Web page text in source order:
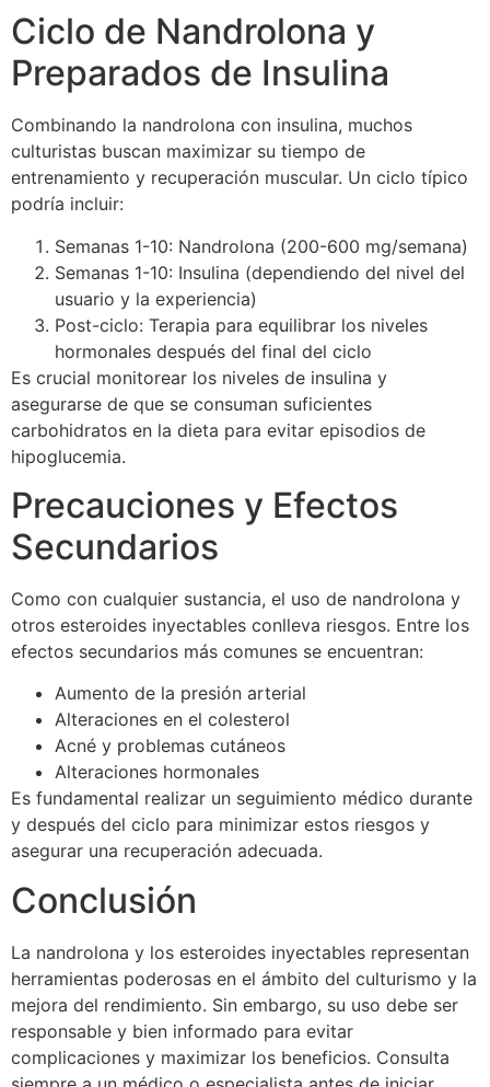
Ciclo de Nandrolona y
Preparados de Insulina
Combinando la nandrolona con insulina, muchos
culturistas buscan maximizar su tiempo de
entrenamiento y recuperación muscular. Un ciclo típico
podría incluir:
Semanas 1-10: Nandrolona (200-600 mg/semana)
Semanas 1-10: Insulina (dependiendo del nivel del
usuario y la experiencia)
Post-ciclo: Terapia para equilibrar los niveles
hormonales después del final del ciclo
Es crucial monitorear los niveles de insulina y
asegurarse de que se consuman suficientes
carbohidratos en la dieta para evitar episodios de
hipoglucemia.
Precauciones y Efectos
Secundarios
Como con cualquier sustancia, el uso de nandrolona y
otros esteroides inyectables conlleva riesgos. Entre los
efectos secundarios más comunes se encuentran:
Aumento de la presión arterial
Alteraciones en el colesterol
Acné y problemas cutáneos
Alteraciones hormonales
Es fundamental realizar un seguimiento médico durante
y después del ciclo para minimizar estos riesgos y
asegurar una recuperación adecuada.
Conclusión
La nandrolona y los esteroides inyectables representan
herramientas poderosas en el ámbito del culturismo y la
mejora del rendimiento. Sin embargo, su uso debe ser
responsable y bien informado para evitar
complicaciones y maximizar los beneficios. Consulta